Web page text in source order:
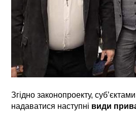
Згідно законопроекту,
надаватися наступні види